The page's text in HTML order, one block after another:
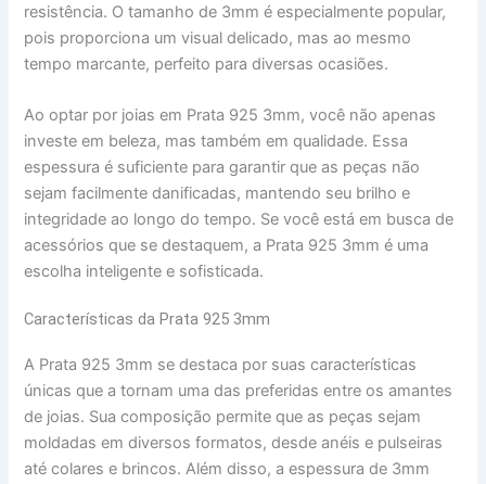
resistência. O tamanho de 3mm é especialmente popular,
pois proporciona um visual delicado, mas ao mesmo
tempo marcante, perfeito para diversas ocasiões.
Ao optar por joias em Prata 925 3mm, você não apenas
investe em beleza, mas também em qualidade. Essa
espessura é suficiente para garantir que as peças não
sejam facilmente danificadas, mantendo seu brilho e
integridade ao longo do tempo. Se você está em busca de
acessórios que se destaquem, a Prata 925 3mm é uma
escolha inteligente e sofisticada.
Características da Prata 925 3mm
A Prata 925 3mm se destaca por suas características
únicas que a tornam uma das preferidas entre os amantes
de joias. Sua composição permite que as peças sejam
moldadas em diversos formatos, desde anéis e pulseiras
até colares e brincos. Além disso, a espessura de 3mm